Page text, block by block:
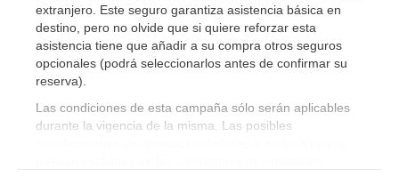
extranjero. Este seguro garantiza asistencia básica en
destino, pero no olvide que si quiere reforzar esta
asistencia tiene que añadir a su compra otros seguros
opcionales (podrá seleccionarlos antes de confirmar su
reserva).
Las condiciones de esta campaña sólo serán aplicables
durante la vigencia de la misma. Las posibles